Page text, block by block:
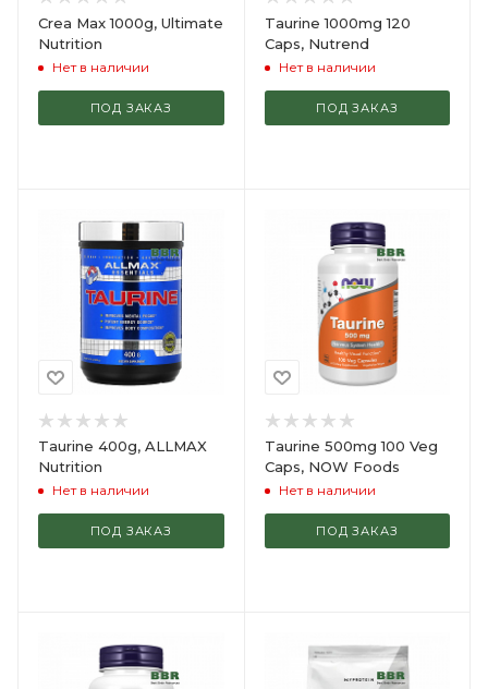
Crea Max 1000g, Ultimate
Nutrition
Нет в наличии
ПОД ЗАКАЗ
Taurine 1000mg 120
Caps, Nutrend
Нет в наличии
ПОД ЗАКАЗ
Taurine 400g, ALLMAX
Nutrition
Нет в наличии
ПОД ЗАКАЗ
Taurine 500mg 100 Veg
Caps, NOW Foods
Нет в наличии
ПОД ЗАКАЗ